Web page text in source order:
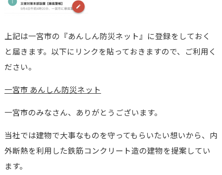
上記は一宮市の『あんしん防災ネット』に登録をしておく
と届きます。以下にリンクを貼っておきますので、ご利用く
ださい。
一宮市 あんしん防災ネット
一宮市のみなさん、ありがとうございます。
当社では建物で大事なものを守ってもらいたい想いから、内
外断熱を利用した鉄筋コンクリート造の建物を提案してい
ます。